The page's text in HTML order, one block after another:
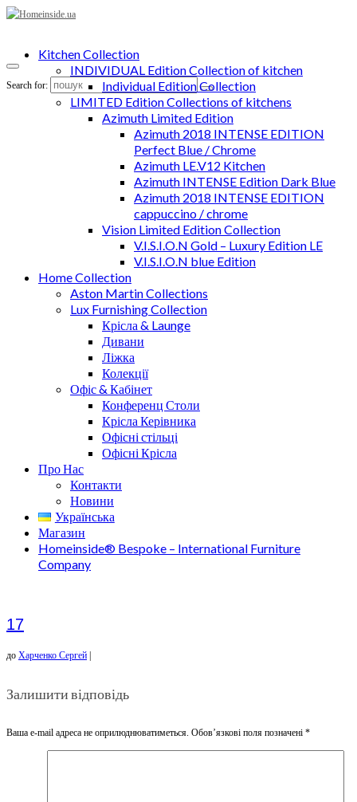
Search for:
Kitchen Collection
INDIVIDUAL Edition Collection of kitchen
Individual Edition Collection
LIMITED Edition Collections of kitchens
Azimuth Limited Edition
Azimuth 2018 INTENSE EDITION
Perfect Blue / Chrome
Azimuth LE.V12 Kitchen
Azimuth INTENSE Edition Dark Blue
Azimuth 2018 INTENSE EDITION
cappuccino / chrome
Vision Limited Edition Collection
V.I.S.I.O.N Gold – Luxury Edition LE
V.I.S.I.O.N blue Edition
Home Collection
Aston Martin Collections
Lux Furnishing Collection
Крісла & Launge
Дивани
Ліжка
Колекції
Офіс & Кабінет
Конференц Столи
Крісла Керівника
Офісні стільці
Офісні Крісла
Про Нас
Контакти
Новини
Українська
Магазин
Homeinside® Bespoke – International Furniture
Company
17
до Харченко Сергей
Залишити відповідь
Ваша e-mail адреса не оприлюднюватиметься. Обов’язкові поля позначені *